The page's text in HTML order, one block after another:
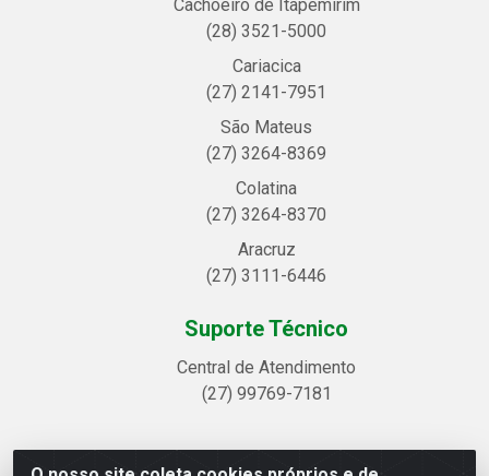
Cachoeiro de Itapemirim
(28) 3521-5000
Cariacica
(27) 2141-7951
São Mateus
(27) 3264-8369
Colatina
(27) 3264-8370
Aracruz
(27) 3111-6446
Suporte Técnico
Central de Atendimento
(27) 99769-7181